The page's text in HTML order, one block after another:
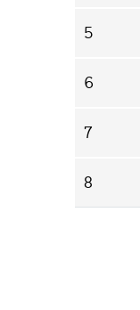
5
6
7
8